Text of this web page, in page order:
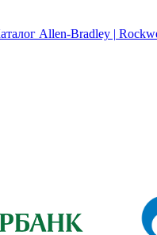
Allen-Bradley |